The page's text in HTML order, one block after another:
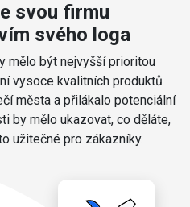
svou firmu
svého loga
mělo být nejvyšší prioritou
vysoce kvalitních produktů
města a přilákalo potenciální
by mělo ukazovat, co děláte,
užitečné pro zákazníky.